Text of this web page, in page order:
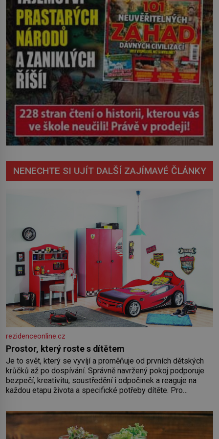
NENECHTE SI UJÍT DALŠÍ ZAJÍMAVÉ ČLÁNKY
rezidenceonline.cz
Prostor, který roste s dítětem
Je to svět, který se vyvíjí a proměňuje od prvních dětských
krůčků až po dospívání. Správně navržený pokoj podporuje
bezpečí, kreativitu, soustředění i odpočinek a reaguje na
každou etapu života a specifické potřeby dítěte. Pro
by pokoj miminka měl působit především klidně a útulně.
Předškolní věk je